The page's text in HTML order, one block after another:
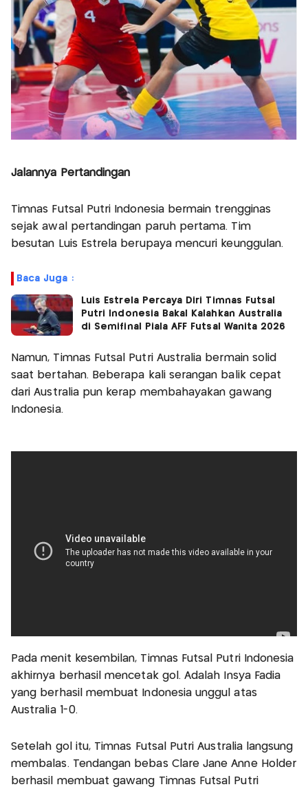
Jalannya Pertandingan
Timnas Futsal Putri Indonesia bermain trengginas
sejak awal pertandingan paruh pertama. Tim
besutan Luis Estrela berupaya mencuri keunggulan.
Baca Juga :
Luis Estrela Percaya Diri Timnas Futsal
Putri Indonesia Bakal Kalahkan Australia
di Semifinal Piala AFF Futsal Wanita 2026
Namun, Timnas Futsal Putri Australia bermain solid
saat bertahan. Beberapa kali serangan balik cepat
dari Australia pun kerap membahayakan gawang
Indonesia.
Pada menit kesembilan, Timnas Futsal Putri Indonesia
akhirnya berhasil mencetak gol. Adalah Insya Fadia
yang berhasil membuat Indonesia unggul atas
Australia 1-0.
Setelah gol itu, Timnas Futsal Putri Australia langsung
membalas. Tendangan bebas Clare Jane Anne Holder
berhasil membuat gawang Timnas Futsal Putri